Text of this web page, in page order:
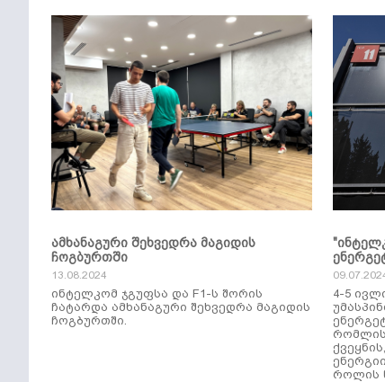
ამხანაგური შეხვედრა მაგიდის
ჩოგბურთში
13.08.2024
ინტელკომ ჯგუფსა და F1-ს შორის
ჩატარდა ამხანაგური შეხვედრა მაგიდის
ჩოგბურთში.
4-5
როლის